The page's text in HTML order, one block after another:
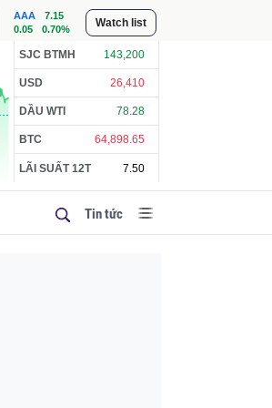
AAA
7.15
0.05
0.70% Watch list
SJC BTMH 143,200
USD 26,410
DẦU WTI 78.28
BTC 64,898.65
LÃI SUẤT 12T 7.50
Tin tức